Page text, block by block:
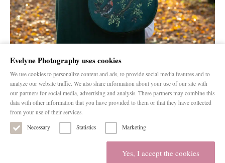
Evelyne Photography uses cookies
We use cookies to personalize content and ads, to provide social media features and to
analyze our website traffic. We also share information about your use of our site with
our partners for social media, advertising and analysis. These partners may combine this
data with other information that you have provided to them or that they have collected
from your use of their services.
Necessary
Statistics Marketing
Yes, I accept the cookies
Pricing & info Reviews Blog Contact